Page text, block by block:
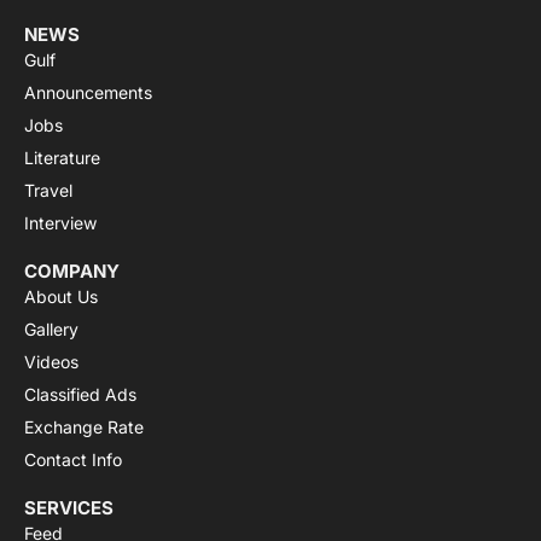
NEWS
Gulf
Announcements
Jobs
Literature
Travel
Interview
COMPANY
About Us
Gallery
Videos
Classified Ads
Exchange Rate
Contact Info
SERVICES
Feed